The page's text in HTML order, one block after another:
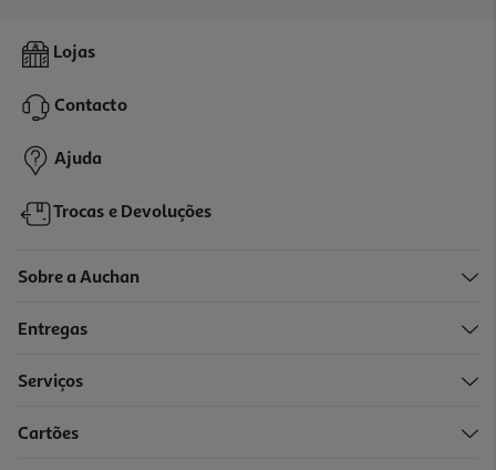
Livro Eu Sinto Raiva Com Autocolantes
2,00 €
Lojas
Contacto
Ajuda
Trocas e Devoluções
Sobre a Auchan
Entregas
Serviços
Cartões